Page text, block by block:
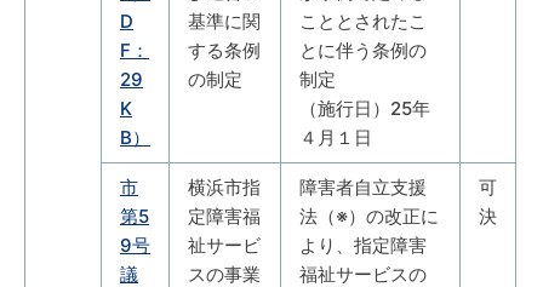
D
F：
29
K
B）
基準に関
する条例
の制定
こととされたこ
とに伴う条例の
制定
（施行日）25年
４月１日
市
第5
9号
議
横浜市指
定障害福
祉サービ
スの事業
障害者自立支援
法（※）の改正に
より、指定障害
福祉サービスの
可
決